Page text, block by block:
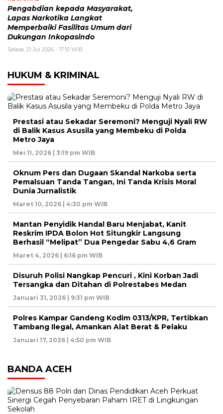
Pengabdian kepada Masyarakat,
Lapas Narkotika Langkat
Memperbaiki Fasilitas Umum dari
Dukungan Inkopasindo
Selasa, 21 Jul 2026 - 17:10 WIB
HUKUM & KRIMINAL
Prestasi atau Sekadar Seremoni? Menguji Nyali RW
di Balik Kasus Asusila yang Membeku di Polda
Metro Jaya
Mei 11, 2026 | 3:19 pm WIB
Oknum Pers dan Dugaan Skandal Narkoba serta
Pemalsuan Tanda Tangan, Ini Tanda Krisis Moral
Dunia Jurnalistik
Maret 10, 2026 | 4:30 pm WIB
Mantan Penyidik Handal Baru Menjabat, Kanit
Reskrim IPDA Bolon Hot Situngkir Langsung
Berhasil “Melipat” Dua Pengedar Sabu 4,6 Gram
Maret 4, 2026 | 6:16 pm WIB
Disuruh Polisi Nangkap Pencuri , Kini Korban Jadi
Tersangka dan Ditahan di Polrestabes Medan
Januari 31, 2026 | 9:31 pm WIB
Polres Kampar Gandeng Kodim 0313/KPR, Tertibkan
Tambang Ilegal, Amankan Alat Berat & Pelaku
Januari 17, 2026 | 4:50 pm WIB
BANDA ACEH